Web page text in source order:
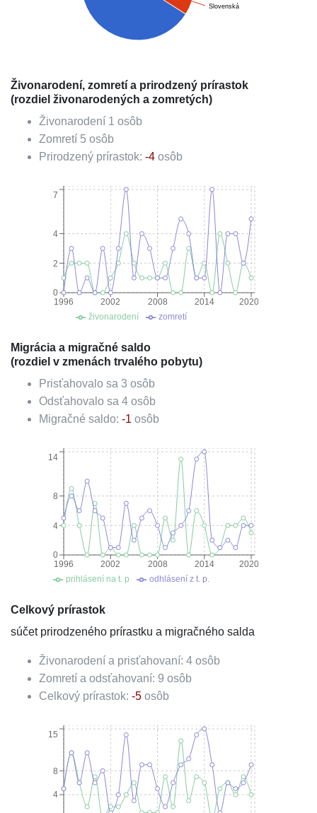
Slovenská
Živonarodení, zomretí a prirodzený prírastok
(rozdiel živonarodených a zomretých)
Živonarodení 1 osôb
Zomretí 5 osôb
Prirodzený prírastok: -4 osôb
1996 2002 2008 2014 2020
0
2
4
7
živonarodení zomretí
Migrácia a migračné saldo
(rozdiel v zmenách trvalého pobytu)
Prisťahovalo sa 3 osôb
Odsťahovalo sa 4 osôb
Migračné saldo: -1 osôb
1996 2002 2008 2014 2020
0
4
8
14
prihlásení na t. p odhlásení z t. p.
Celkový prírastok
súčet prirodzeného prírastku a migračného salda
Živonarodení a prisťahovaní: 4 osôb
Zomretí a odsťahovaní: 9 osôb
Celkový prírastok: -5 osôb
4
8
15